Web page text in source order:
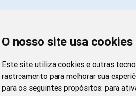
O nosso site usa cookies
Este site utiliza cookies e outras
rastreamento para melhorar sua
para os seguintes propósitos:para